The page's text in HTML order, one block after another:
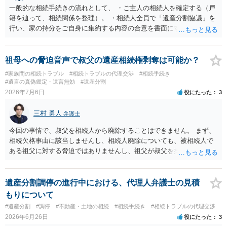
お姉さんがご存命である以上、 その子（甥、姪）にはそもそも相続権
は発生しないので、甥姪の方々は相続放棄は不要になると考えられま
す。 明確にお答えができずに申し訳ありませんが、以上ご参考にして
一般的な相続手続きの流れとして、 ・ご主人の相続人を確定する（戸
籍を辿って、相続関係を整理）。 ・相続人全員で「遺産分割協議」を
行い、家の持分をご自身に集約する内容の合意を書面にする。 ・その
ンと抵当権の名義について、金融機関と協議し、可能ならあなた名義
に切り替える（団信の見直しなども含めて）。 ・ただし、親子ローン
で義母も共有名義に入っている場合、通常は、義母の持分や義母のロ
ーン部分を動かすには、義母本人の同意・協議が不可欠です。 ここが
今回の「義母と連絡が取れない」状況での大きなネックになります。
段階的対応が推奨されています。 １．戸籍・戸籍の附票・住民票で義
母の最新住所と生存状況を確認する。 まずは、被相続人（ご主人）の
戸籍から相続人を辿り、義母の戸籍・戸籍附票を取り、現住所や転居
履歴を確認する方法が一般的です。 ２．住所が分かった場合、内容証
明郵便などの方法で手紙を送る。 電話やメールで連絡が取れないとき
たい」「持分の調整をしたい」旨を正式に通知することが推奨されて
います。 ３．それでも連絡がつかない／返信がない場合 義母が行方不
明状態で、所在が確認できない場合：「不在者財産管理人の選任」を
家庭裁判所に申し立てて、管理人を通じて手続を進める方法が検討さ
れます。 また、住所は分かるが、意図的に連絡を無視されている／協
議に応じない場合は、家庭裁判所に「遺産分割調停」を申し立てて、
祖母への脅迫音声で叔父の遺産相続権剥奪は可能か？
#家族間の相続トラブル #相続トラブルの代理交渉
#相続手続き
#遺言の真偽鑑定・遺言無効
#遺産分割
2026年7月6日 役にたった 3
三村 勇人 弁護士
今回の事情で、叔父を相続人から廃除することはできません。 まず、
相続欠格事由に該当しませんし、相続人廃除についても、被相続人で
ある祖父に対する脅迫ではありませんし、祖父が叔父を排除する意思
しいです。 それよりも、質問の内容ですと、お母様は、遺留分侵害額
請求を検討できますので、そちらを相談したほうがよいと思われま
す。
遺産分割調停の進行中における、代理人弁護士の見積
もりについて
#遺産分割 #調停 #不動産・土地の相続 #相続手続き #相続トラブルの代理交渉
2026年6月26日 役にたった 3